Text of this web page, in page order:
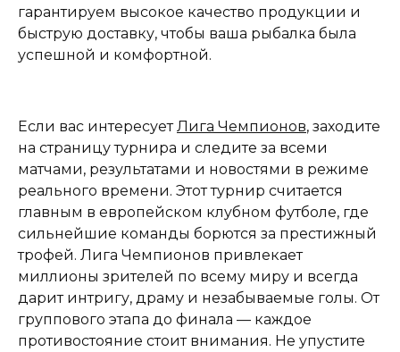
гарантируем высокое качество продукции и
быструю доставку, чтобы ваша рыбалка была
успешной и комфортной.
Если вас интересует Лига Чемпионов, заходите
на страницу турнира и следите за всеми
матчами, результатами и новостями в режиме
реального времени. Этот турнир считается
главным в европейском клубном футболе, где
сильнейшие команды борются за престижный
трофей. Лига Чемпионов привлекает
миллионы зрителей по всему миру и всегда
дарит интригу, драму и незабываемые голы. От
группового этапа до финала — каждое
противостояние стоит внимания. Не упустите